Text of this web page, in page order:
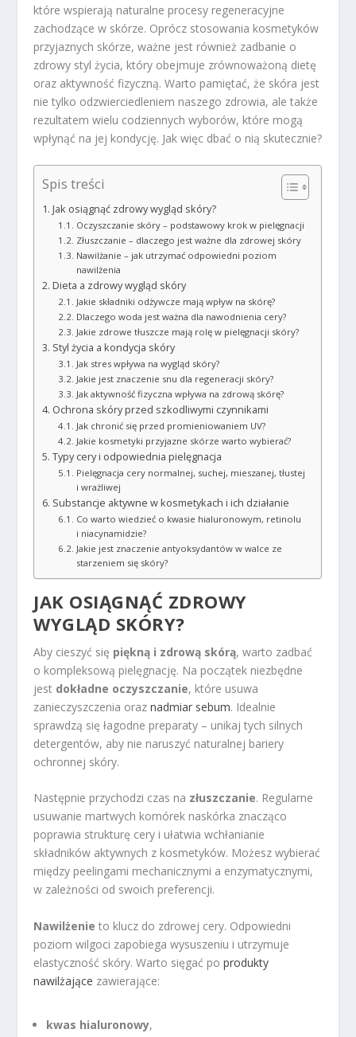
które wspierają naturalne procesy regeneracyjne
zachodzące w skórze. Oprócz stosowania kosmetyków
przyjaznych skórze, ważne jest również zadbanie o
zdrowy styl życia, który obejmuje zrównoważoną dietę
oraz aktywność fizyczną. Warto pamiętać, że skóra jest
nie tylko odzwierciedleniem naszego zdrowia, ale także
rezultatem wielu codziennych wyborów, które mogą
wpłynąć na jej kondycję. Jak więc dbać o nią skutecznie?
Spis treści
Jak osiągnąć zdrowy wygląd skóry?
Oczyszczanie skóry – podstawowy krok w pielęgnacji
Złuszczanie – dlaczego jest ważne dla zdrowej skóry
Nawilżanie – jak utrzymać odpowiedni poziom
nawilżenia
Dieta a zdrowy wygląd skóry
Jakie składniki odżywcze mają wpływ na skórę?
Dlaczego woda jest ważna dla nawodnienia cery?
Jakie zdrowe tłuszcze mają rolę w pielęgnacji skóry?
Styl życia a kondycja skóry
Jak stres wpływa na wygląd skóry?
Jakie jest znaczenie snu dla regeneracji skóry?
Jak aktywność fizyczna wpływa na zdrową skórę?
Ochrona skóry przed szkodliwymi czynnikami
Jak chronić się przed promieniowaniem UV?
Jakie kosmetyki przyjazne skórze warto wybierać?
Typy cery i odpowiednia pielęgnacja
Pielęgnacja cery normalnej, suchej, mieszanej, tłustej
i wrażliwej
Substancje aktywne w kosmetykach i ich działanie
Co warto wiedzieć o kwasie hialuronowym, retinolu
i niacynamidzie?
Jakie jest znaczenie antyoksydantów w walce ze
starzeniem się skóry?
JAK OSIĄGNĄĆ ZDROWY
WYGLĄD SKÓRY?
Aby cieszyć się piękną i zdrową skórą, warto zadbać
o kompleksową pielęgnację. Na początek niezbędne
jest dokładne oczyszczanie, które usuwa
zanieczyszczenia oraznadmiar sebum. Idealnie
sprawdzą się łagodne preparaty – unikaj tych silnych
detergentów, aby nie naruszyć naturalnej bariery
ochronnej skóry.
Następnie przychodzi czas na złuszczanie. Regularne
usuwanie martwych komórek naskórka znacząco
poprawia strukturę cery i ułatwia wchłanianie
składników aktywnych z kosmetyków. Możesz wybierać
między peelingami mechanicznymi a enzymatycznymi,
w zależności od swoich preferencji.
Nawilżenie to klucz do zdrowej cery. Odpowiedni
poziom wilgoci zapobiega wysuszeniu i utrzymuje
elastyczność skóry. Warto sięgać poprodukty
nawilżające zawierające:
kwas hialuronowy,